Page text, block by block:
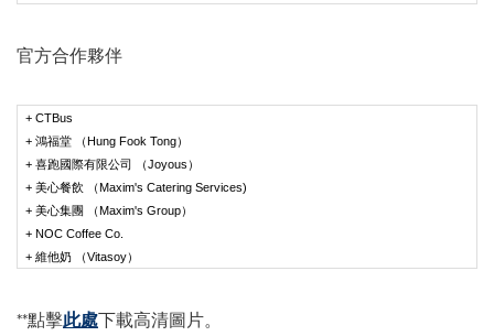
官方合作夥伴
+ CTBus
+ 鴻福堂 （Hung Fook Tong）
+ 喜跑國際有限公司 （Joyous）
+ 美心餐飲 （Maxim's Catering Services)
+ 美心集團 （Maxim's Group）
+ NOC Coffee Co.
+ 維他奶 （Vitasoy）
**點擊此處下載高清圖片。